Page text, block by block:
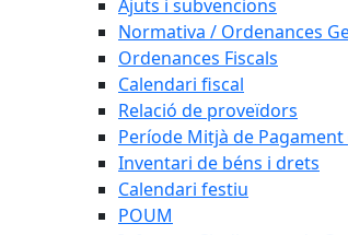
Ajuts i subvencions
Normativa / Ordenances
Ordenances Fiscals
Calendari fiscal
Relació de proveïdors
Període Mitjà de Pagament
Inventari de béns i drets
Calendari festiu
POUM